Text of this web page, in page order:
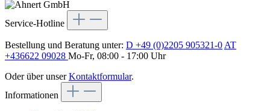
Service-Hotline
Bestellung und Beratung unter: D +49 (0)2205 905321-0 AT
+436622 09028 Mo-Fr, 08:00 - 17:00 Uhr
Oder über unserKontaktformular.
Informationen